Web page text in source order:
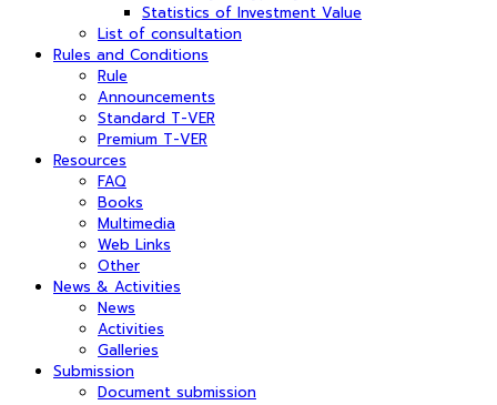
Statistics of Investment Value
List of consultation
Rules and Conditions
Rule
Announcements
Standard T-VER
Premium T-VER
Resources
FAQ
Books
Multimedia
Web Links
Other
News & Activities
News
Activities
Galleries
Submission
Document submission